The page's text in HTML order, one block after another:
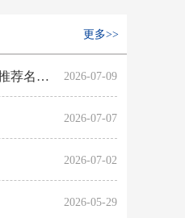
更多>>
医学院关于科学出版社“十五五”普通高等教育规划教材推荐名单的公示 2026-07-09
2026-07-07
2026-07-02
2026-05-29